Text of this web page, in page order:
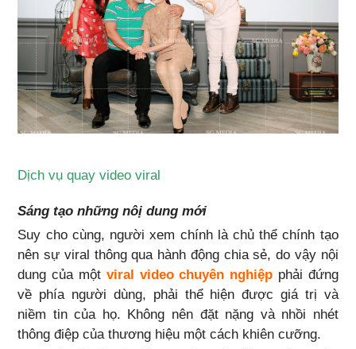
Dịch vụ quay video viral
Sáng tạo những nôị dung mới
Suy cho cùng, người xem chính là chủ thể chính tạo
nên sự viral thông qua hành động chia sẻ, do vậy nội
dung của một viral video chuyên nghiệp phải đứng
về phía người dùng, phải thể hiện được giá trị và
niềm tin của họ. Không nên đặt nặng và nhồi nhét
thông điệp của thương hiệu một cách khiên cưỡng.